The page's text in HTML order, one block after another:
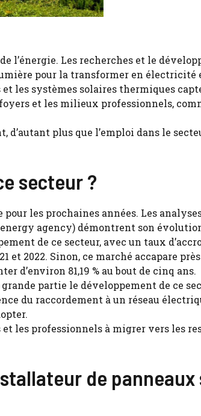
l’énergie. Les recherches et le
pour la transformer en électricité
les systèmes solaires thermiques
et les milieux professionnels,
plus que l’emploi dans le
secteur ?
les prochaines années. Les
agency) démontrent son
de ce secteur, avec un taux
et 2022. Sinon, ce marché accapare
d’environ 81,19 % au bout de cinq ans.
partie le développement de ce
du raccordement à un réseau
les professionnels à migrer vers les
de